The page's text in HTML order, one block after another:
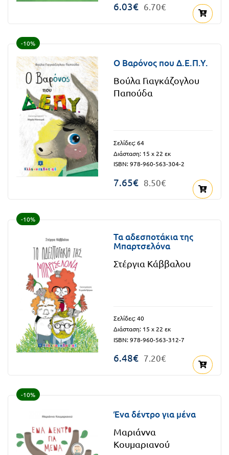
Διαγωνισμοί
Παζλ και
Επιτραπέζια
Παιχνίδια
όλο
το
λύκειο
6.03€ 6.70€
-10%
Ο Βαρόνος που Δ.Ε.Π.Υ.
Βούλα Γιαγκάζογλου
Παπούδα
Σελίδες: 64
Διάσταση: 15 x 22 εκ
ISBN: 978-960-563-304-2
7.65€ 8.50€
-10%
Τα αδεσποτάκια της
Μπαρτσελόνα
Στέργια Κάββαλου
Σελίδες: 40
Διάσταση: 15 x 22 εκ
ISBN: 978-960-563-312-7
6.48€ 7.20€
-10%
Ένα δέντρο για μένα
Μαριάννα
Κουμαριανού